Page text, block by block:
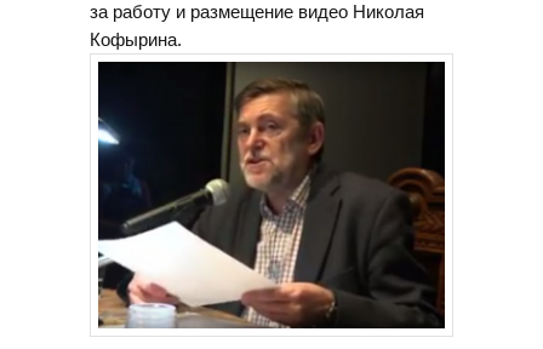
за работу и размещение видео Николая
Кофырина.